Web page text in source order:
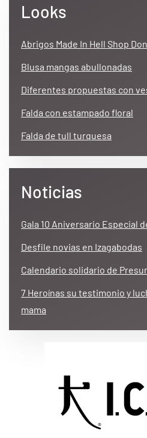
Looks
Abrigos Made In Hell Shop
Blusa mangas abullonadas
Diferentes propuestas con
Falda con estampado floral
Falda de tull turquesa
Noticias
Gala 10 Aniversario Especial
Desfile novias en Izagabodas
Calendario solidario de
7 Heroínas su testimonio y
mama